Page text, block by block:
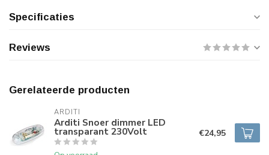
Specificaties
Reviews
Gerelateerde producten
ARDITI
Arditi Snoer dimmer LED
transparant 230Volt €24,95